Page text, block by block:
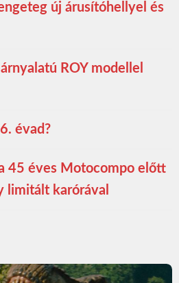
új árusítóhellyel és
ROY modellel
évad?
45 éves Motocompo előtt
limitált karórával